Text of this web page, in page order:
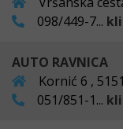
098/449-7...
AUTO RAVNICA
Kornić 6 ,
051/851-1...